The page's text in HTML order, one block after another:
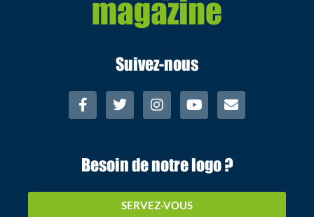
Suivez-nous
Besoin de notre logo ?
SERVEZ-VOUS